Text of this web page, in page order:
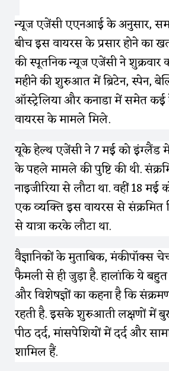
न्यूज एजेंसी एएनआई के अनुसार,
बीच इस वायरस के प्रसार होने का
की स्पूतनिक न्यूज एजेंसी ने शुक्रवार
महीने की शुरुआत में ब्रिटेन, स्पेन,
ऑस्ट्रेलिया और कनाडा में समेत
वायरस के मामले मिले.
यूके हेल्थ एजेंसी ने 7 मई को इंग्लैंड
के पहले मामले की पुष्टि की थी.
नाइजीरिया से लौटा था. वहीं 18 मई
एक व्यक्ति इस वायरस से संक्रमित
से यात्रा करके लौटा था.
वैज्ञानिकों के मुताबिक, मंकीपॉक्स
फैमली से ही जुड़ा है. हालांकि ये बहुत
और विशेषज्ञों का कहना है कि
रहती है. इसके शुरुआती लक्षणों में
पीठ दर्द, मांसपेशियों में दर्द और
शामिल हैं.